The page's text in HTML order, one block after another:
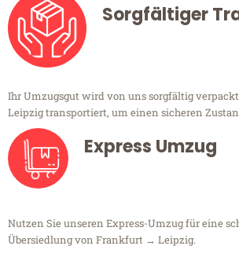
Sorgfältiger
Ihr Umzugsgut wird von uns sorgfältig
Leipzig transportiert, um einen sicheren
Express Umzug
Nutzen Sie unseren Express-Umzug für eine
Übersiedlung von Frankfurt → Leipzig.